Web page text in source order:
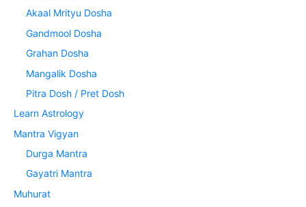
Akaal Mrityu Dosha
Gandmool Dosha
Grahan Dosha
Mangalik Dosha
Pitra Dosh / Pret Dosh
Learn Astrology
Mantra Vigyan
Durga Mantra
Gayatri Mantra
Muhurat